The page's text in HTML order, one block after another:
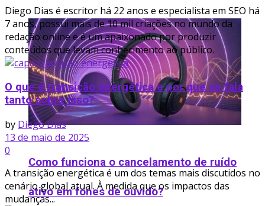
Como funciona o cancelamento de ruído
ativo em fones de ouvido​?
Diego Dias é escritor há 22 anos e especialista em SEO há
7 anos, possui mais de 10 mil criações no mundo da
redação online e é um apaixonado por produzir
conteúdos que levam conhecimento ao público.
O que é transição energética e por que se fala
tanto sobre isso?
by Diego Dias
13 de maio de 2025
0
A transição energética é um dos temas mais discutidos no
cenário global atual. À medida que os impactos das
mudanças...